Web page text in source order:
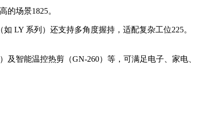
的场景1825。
LY 系列）还支持多角度握持，适配复杂工位225。
及智能温控热剪（GN-260）等，可满足电子、家电、